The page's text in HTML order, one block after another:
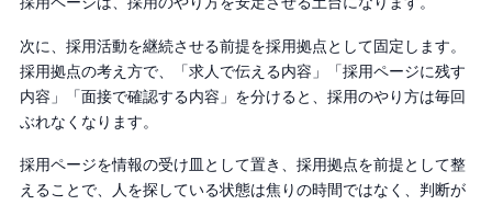
次に、採用活動を継続させる前提を採用拠点として固定します。
採用拠点の考え方で、「求人で伝える内容」「採用ページに残す
内容」「面接で確認する内容」を分けると、採用のやり方は毎回
ぶれなくなります。
採用ページを情報の受け皿として置き、採用拠点を前提として整
えることで、人を探している状態は焦りの時間ではなく、判断が